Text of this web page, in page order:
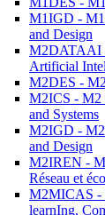
M1IGD -
and Design
M2DATAAI
Artificial
M2DES -
M2ICS - M2
and Systems
M2IGD -
and Design
M2IREN -
Réseau et
M2MICAS -
learnIng,